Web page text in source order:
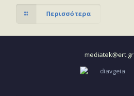
Περισσότερα
mediatek@ert.gr